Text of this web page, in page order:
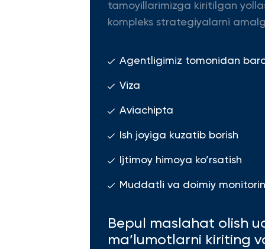
tamoyillarimizga kiritilgan
kompleks strategiyalarni
Agentligimiz tomonidan
Viza
Aviachipta
Ish joyiga kuzatib borish
Ijtimoy himoya ko’rsatish
Muddatli va doimiy
Bepul maslahat olish
ma’lumotlarni kiriting